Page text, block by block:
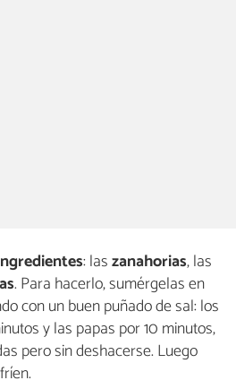
: laszanahorias, las
. Para hacerlo, sumérgelas en
con un buen puñado de sal: los
y las papas por 10 minutos,
pero sin deshacerse. Luego